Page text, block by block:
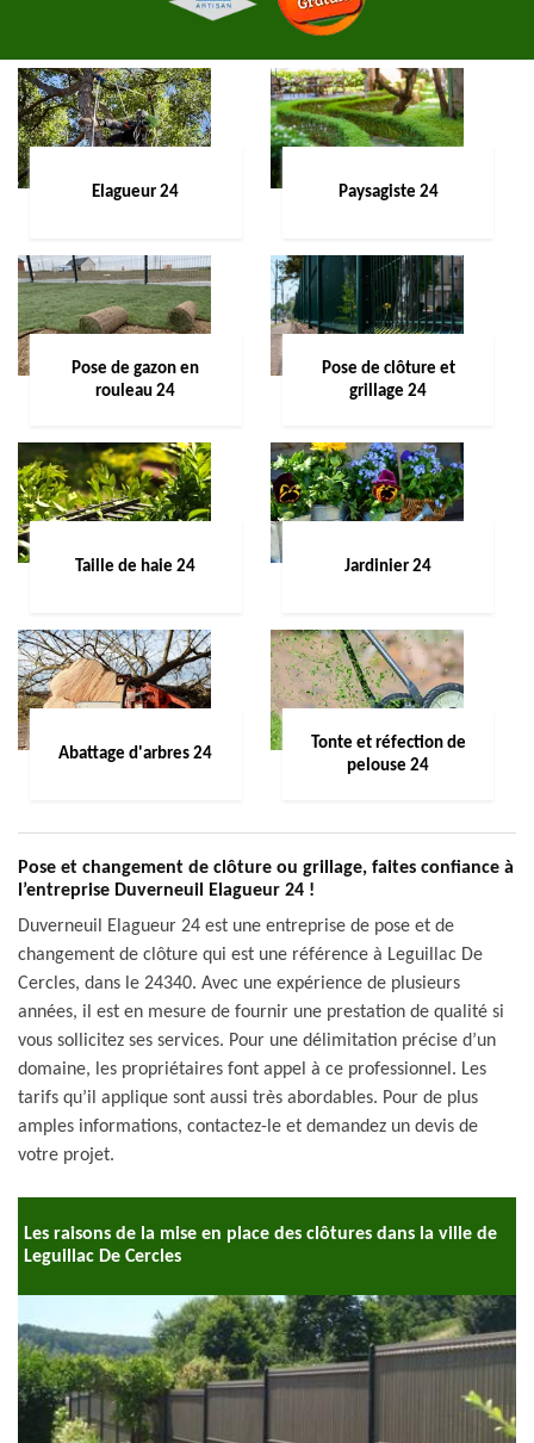
Elagueur 24 Paysagiste 24
Pose de gazon en
rouleau 24
Pose de clôture et
grillage 24
Taille de haie 24 Jardinier 24
Abattage d'arbres 24
Tonte et réfection de
pelouse 24
Pose et changement de clôture ou grillage, faites confiance à
l’entreprise Duverneuil Elagueur 24 !
Duverneuil Elagueur 24 est une entreprise de pose et de
changement de clôture qui est une référence à Leguillac De
Cercles, dans le 24340. Avec une expérience de plusieurs
années, il est en mesure de fournir une prestation de qualité si
vous sollicitez ses services. Pour une délimitation précise d’un
domaine, les propriétaires font appel à ce professionnel. Les
tarifs qu’il applique sont aussi très abordables. Pour de plus
amples informations, contactez-le et demandez un devis de
votre projet.
Les raisons de la mise en place des clôtures dans la ville de
Leguillac De Cercles